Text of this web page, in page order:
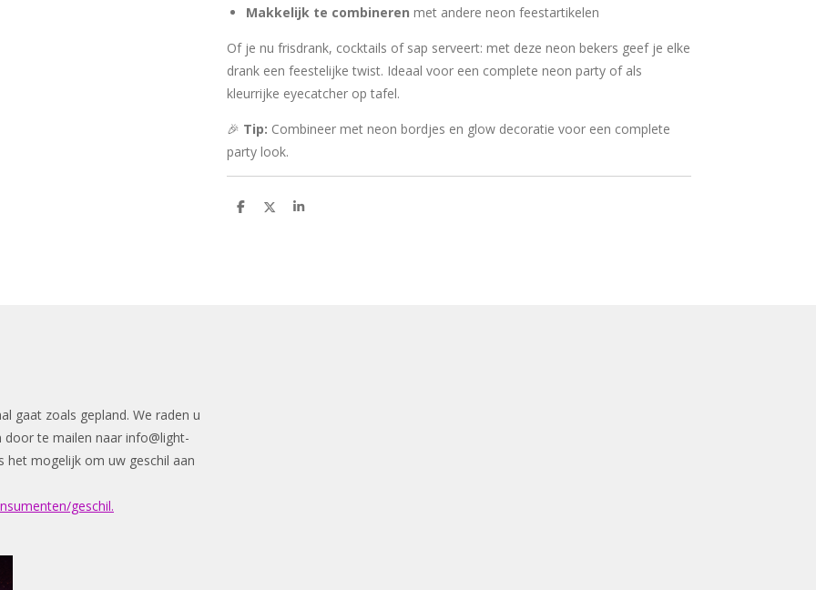
Makkelijk te combineren met andere neon feestartikelen
Of je nu frisdrank, cocktails of sap serveert: met deze neon bekers geef je elke
drank een feestelijke twist. Ideaal voor een complete neon party of als
kleurrijke eyecatcher op tafel.
🎉 Tip: Combineer met neon bordjes en glow decoratie voor een complete
party look.
D
D
S
gaat zoals gepland. We raden u
door te mailen naar info@light-
het mogelijk om uw geschil aan
geschil.